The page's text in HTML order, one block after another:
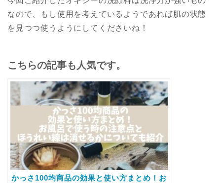
なので、もし使用を考えているようであれば肌の状態
を見つつ使うようにしてくださいね！
こちらの記事も人気です。
かっさ100均商品の効果と使い方まとめ！お